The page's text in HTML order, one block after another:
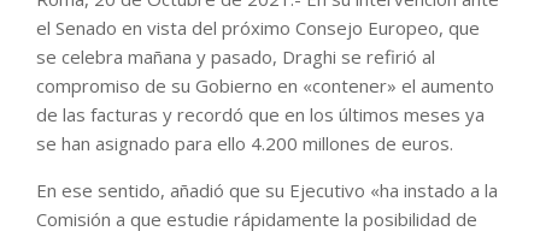
el Senado en vista del próximo Consejo Europeo, que
se celebra mañana y pasado, Draghi se refirió al
compromiso de su Gobierno en «contener» el aumento
de las facturas y recordó que en los últimos meses ya
se han asignado para ello 4.200 millones de euros.
En ese sentido, añadió que su Ejecutivo «ha instado a la
Comisión a que estudie rápidamente la posibilidad de